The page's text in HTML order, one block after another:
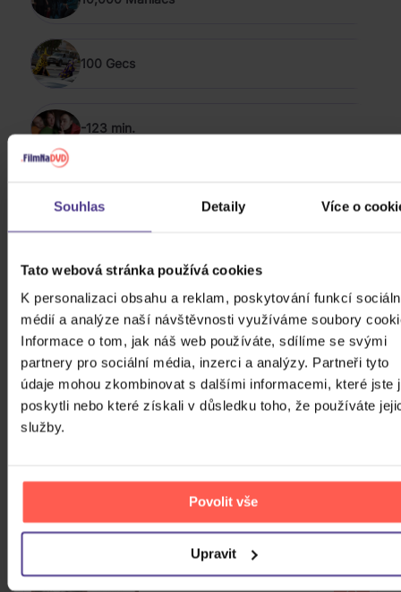
Souhlas Detaily Více o
Tato webová stránka používá cookies
K personalizaci obsahu a reklam, poskytování funkcí
médií a analýze naší návštěvnosti využíváme soubory
Informace o tom, jak náš web používáte, sdílíme se svými
partnery pro sociální média, inzerci a analýzy. Partneři tyto
údaje mohou zkombinovat s dalšími informacemi, které jste
poskytli nebo které získali v důsledku toho, že používáte
služby.
Povolit vše
Upravit
100 Gecs
-123 min.
POP & ROCK 2014 - 2024
CD
Skladem 279 Kč
Gott Karel: Snění o Vánocích
Kabát: Original Albums Vol.3